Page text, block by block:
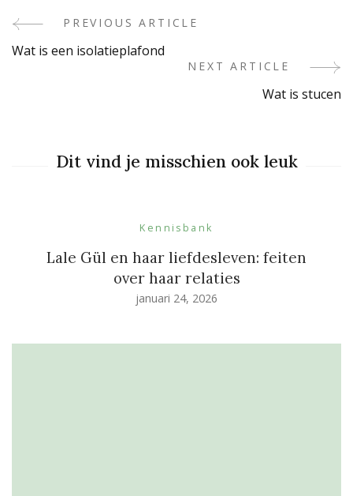
Post
Navigation
PREVIOUS ARTICLE
Wat is een isolatieplafond
NEXT ARTICLE
Wat is stucen
Dit vind je misschien ook leuk
Kennisbank
Lale Gül en haar liefdesleven: feiten
over haar relaties
januari 24, 2026